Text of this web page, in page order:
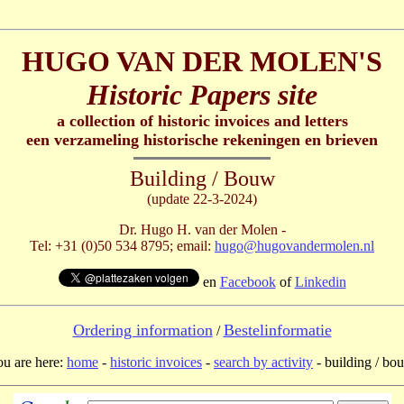
HUGO VAN DER MOLEN'S
Historic Papers site
a collection of historic invoices and letters
een verzameling historische rekeningen en brieven
Building / Bouw
(update 22-3-2024)
Dr. Hugo H. van der Molen -
Tel: +31 (0)50 534 8795; email: hugo@hugovandermolen.nl
en FacebookofLinkedin
Ordering information /Bestelinformatie
are here: home - historic invoices - search by activity - building /